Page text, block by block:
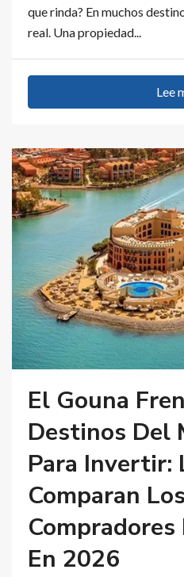
que rinda? En muchos
real. Una propiedad...
Lee
El Gouna
Destinos Del
Para Invertir:
Comparan Los
En 2026